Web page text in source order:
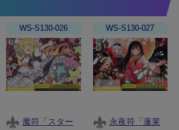
WS-S130-026
魔符「スター
WS-S130-027
永夜符「蓬莱